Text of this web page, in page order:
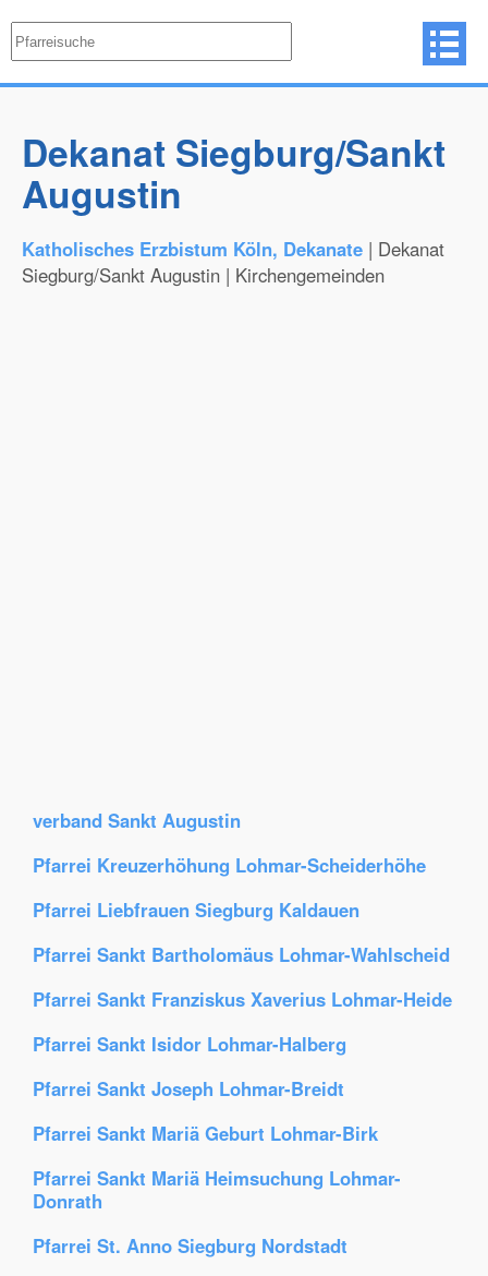
Dekanat Siegburg/Sankt
Augustin
Katholisches Erzbistum Köln, Dekanate | Dekanat
Siegburg/Sankt Augustin | Kirchengemeinden
verband Sankt Augustin
Pfarrei Kreuzerhöhung Lohmar-Scheiderhöhe
Pfarrei Liebfrauen Siegburg Kaldauen
Pfarrei Sankt Bartholomäus Lohmar-Wahlscheid
Pfarrei Sankt Franziskus Xaverius Lohmar-Heide
Pfarrei Sankt Isidor Lohmar-Halberg
Pfarrei Sankt Joseph Lohmar-Breidt
Pfarrei Sankt Mariä Geburt Lohmar-Birk
Pfarrei Sankt Mariä Heimsuchung Lohmar-
Donrath
Pfarrei St. Anno Siegburg Nordstadt